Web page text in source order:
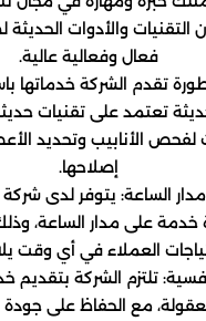
التقنيات والأدوات
فعال وفعالية عالية.
تقدم الشركة خدماتها
تعتمد على تقنيات
لفحص الأنابيب وتحديد
إصلاحها.
الساعة: يتوفر لدى
خدمة على مدار الساعة،
العملاء في أي وقت
تلتزم الشركة بتقديم
مع الحفاظ على